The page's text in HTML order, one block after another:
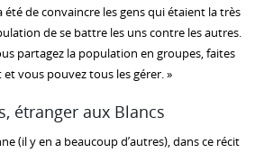
été de convaincre les gens qui étaient la très
de se battre les uns contre les autres.
partagez la population en groupes, faites
vous pouvez tous les gérer. »
étranger aux Blancs
(il y en a beaucoup d’autres), dans ce récit